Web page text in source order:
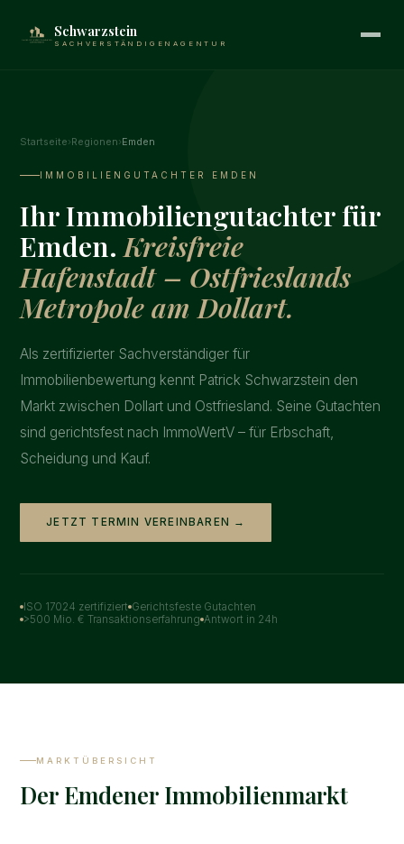
Schwarzstein
SACHVERSTÄNDIGENAGENTUR
Startseite›Regionen›Emden
IMMOBILIENGUTACHTER EMDEN
Ihr Immobiliengutachter für
Emden.Kreisfreie
Hafenstadt – Ostfrieslands
Metropole am Dollart.
Als zertifizierter Sachverständiger für
Immobilienbewertung kennt Patrick Schwarzstein den
Markt zwischen Dollart und Ostfriesland. Seine Gutachten
sind gerichtsfest nach ImmoWertV – für Erbschaft,
Scheidung und Kauf.
JETZT TERMIN VEREINBAREN →
ISO 17024 zertifiziert Gerichtsfeste Gutachten
>500 Mio. € Transaktionserfahrung Antwort in 24h
MARKTÜBERSICHT
Der Emdener Immobilienmarkt